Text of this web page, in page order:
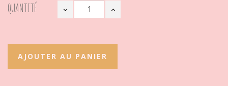
QUANTITÉ
AJOUTER AU PANIER